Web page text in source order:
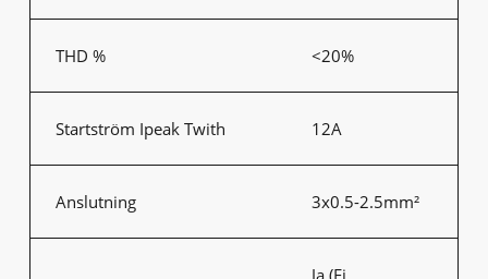
THD % <20%
Startström Ipeak Twith 12A
Anslutning 3x0.5-2.5mm²
Ja (Ej